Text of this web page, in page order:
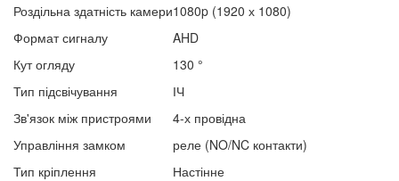
Роздільна здатність камери1080p (1920 х 1080)
Формат сигналу
AHD
Кут огляду
130 °
Тип підсвічування
ІЧ
Зв'язок між пристроями
4-х провідна
Управління замком
реле (NO/NC контакти)
Тип кріплення
Настінне